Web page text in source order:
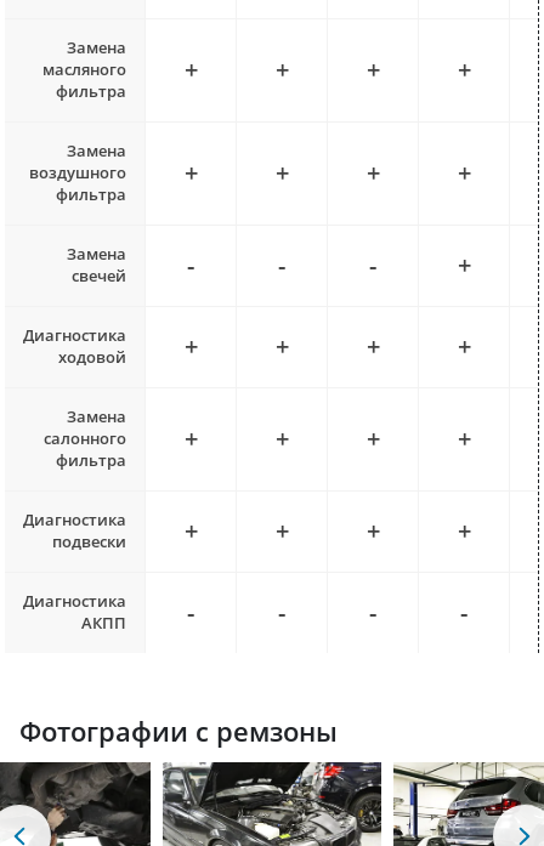
Замена
масляного
фильтра
+ + + +
Замена
воздушного
фильтра
+ + + +
Замена
свечей
- - - +
Диагностика
ходовой
+ + + +
Замена
салонного
фильтра
+ + + +
Диагностика
подвески
+ + + +
Диагностика
АКПП
- - - -
Фотографии с ремзоны